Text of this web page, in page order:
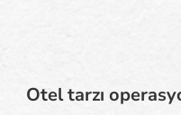
Otel tarzı